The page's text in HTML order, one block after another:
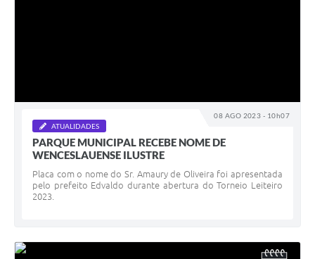
08 AGO 2023 - 10h07
ATUALIDADES
PARQUE MUNICIPAL RECEBE NOME DE
WENCESLAUENSE ILUSTRE
Placa com o nome do Sr. Amaury de Oliveira foi apresentada
pelo prefeito Edvaldo durante abertura do Torneio Leiteiro
2023.